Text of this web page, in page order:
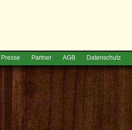
Presse Partner AGB Datenschutz